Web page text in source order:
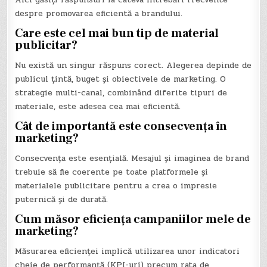
despre promovarea eficientă a brandului.
Care este cel mai bun tip de material
publicitar?
Nu există un singur răspuns corect. Alegerea depinde de
publicul țintă, buget și obiectivele de marketing. O
strategie multi-canal, combinând diferite tipuri de
materiale, este adesea cea mai eficientă.
Cât de importantă este consecvența în
marketing?
Consecvența este esențială. Mesajul și imaginea de brand
trebuie să fie coerente pe toate platformele și
materialele publicitare pentru a crea o impresie
puternică și de durată.
Cum măsor eficiența campaniilor mele de
marketing?
Măsurarea eficienței implică utilizarea unor indicatori